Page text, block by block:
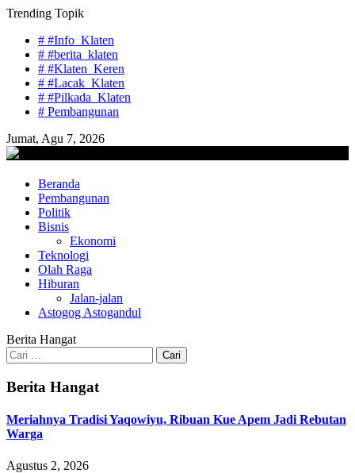
Skip
content
Trending Topik
# #Info_Klaten
# #berita_klaten
# #Klaten_Keren
# #Lacak_Klaten
# #Pilkada_Klaten
# Pembangunan
Jumat, Agu 7, 2026
lacaknews.com
Lacak Gaya Baru
Beranda
Pembangunan
Politik
Bisnis
Ekonomi
Teknologi
Olah Raga
Hiburan
Jalan-jalan
Astogog Astogandul
Berita Hangat
Cari
untuk:
Berita Hangat
Meriahnya Tradisi Yaqowiyu, Ribuan Kue Apem Jadi Rebutan
Warga
Agustus 2, 2026